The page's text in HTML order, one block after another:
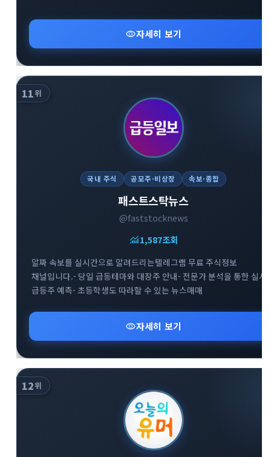
visibility자세히 보기
11위
국내 주식 공모주·비상장 속보·종합
패스트스탁뉴스
@faststocknews
monitoring1,587조회
알짜 속보를 실시간으로 알려드리는텔레그램 무료 주식정보
채널입니다.- 당일 급등테마와 대장주 안내- 전문가 분석을 통한 실시
급등주 예측- 초등학생도 따라할 수 있는 뉴스매매
visibility자세히 보기
12위